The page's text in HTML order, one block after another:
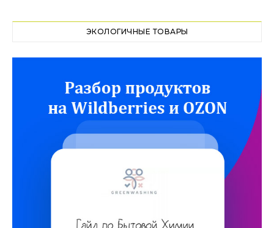
ЭКОЛОГИЧНЫЕ ТОВАРЫ